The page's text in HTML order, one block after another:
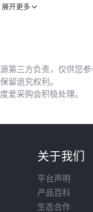
区域
正确穿线：90%的跳
维修工具：备齐缝纫
润滑油（保养运
：良好的使用习
购缝纫机时要综合
展开更多
第三方负责，仅供您参
留追究权利。
爱采购会积极处理。
关于我们
平台声明
产品百科
生态合作